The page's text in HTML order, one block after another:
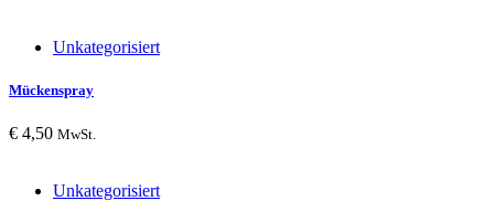
Unkategorisiert
Mückenspray
€ 4,50 MwSt.
Unkategorisiert